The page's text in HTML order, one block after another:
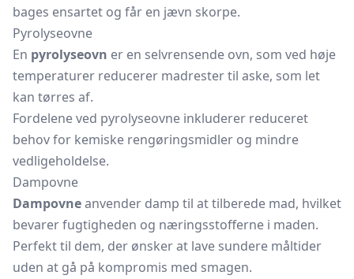
bages ensartet og får en jævn skorpe.
Pyrolyseovne
En pyrolyseovn er en selvrensende ovn, som ved høje
temperaturer reducerer madrester til aske, som let
kan tørres af.
Fordelene ved pyrolyseovne inkluderer reduceret
behov for kemiske rengøringsmidler og mindre
vedligeholdelse.
Dampovne
Dampovneanvender damp til at tilberede mad, hvilket
bevarer fugtigheden og næringsstofferne i maden.
Perfekt til dem, der ønsker at lave sundere måltider
uden at gå på kompromis med smagen.